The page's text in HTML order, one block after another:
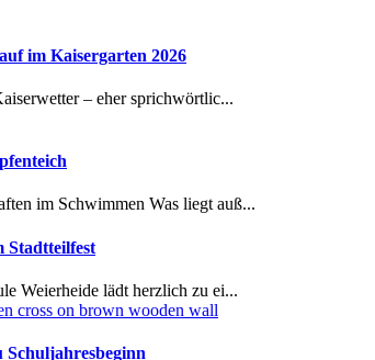
im Kaisergarten 2026
– eher sprichwörtlic...
im Schwimmen Was liegt auß...
Stadtteilfest
Weierheide lädt herzlich zu ei...
Schuljahresbeginn